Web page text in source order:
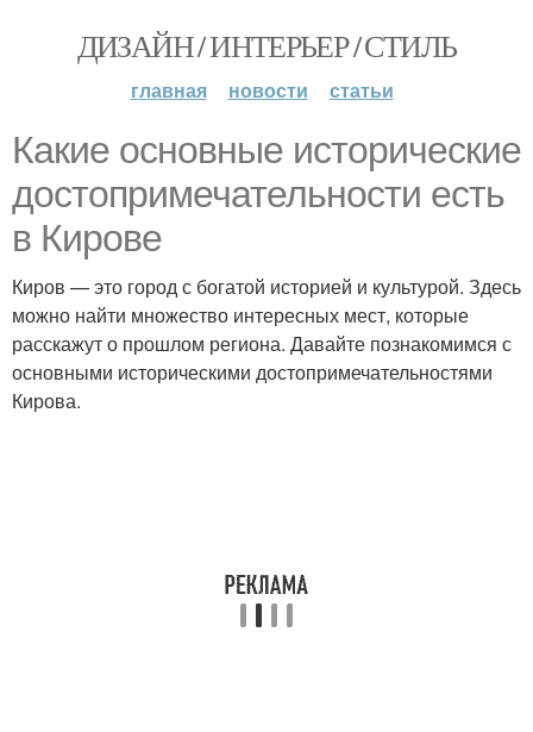
ДИЗАЙН / ИНТЕРЬЕР / СТИЛЬ
главная новости статьи
Какие основные исторические
достопримечательности есть
в Кирове
Киров — это город с богатой историей и культурой. Здесь
можно найти множество интересных мест, которые
расскажут о прошлом региона. Давайте познакомимся с
основными историческими достопримечательностями
Кирова.